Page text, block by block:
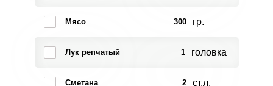
Мясо 300 гр.
Лук репчатый 1 головка
Сметана 2 ст.л.